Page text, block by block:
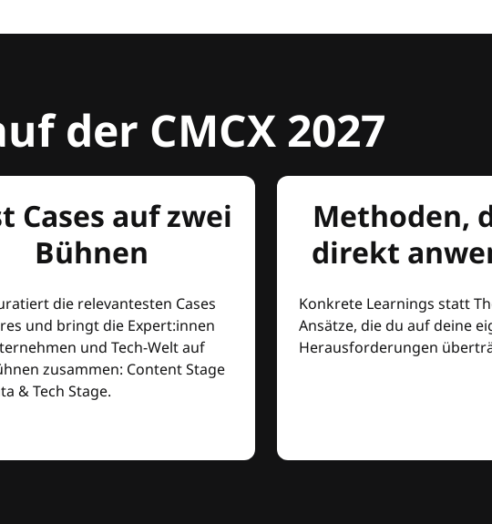
der CMCX 2027
Cases auf zwei
Bühnen
die relevantesten Cases
und bringt die Expert:innen
und Tech-Welt auf
zusammen: Content Stage
& Tech Stage.
Methoden,
direkt
Konkrete Learnings statt
Ansätze, die du auf deine
Herausforderungen